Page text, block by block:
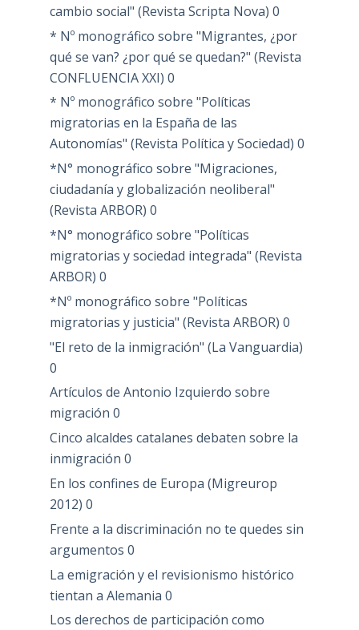
cambio social" (Revista Scripta Nova) 0
* Nº monográfico sobre "Migrantes, ¿por
qué se van? ¿por qué se quedan?" (Revista
CONFLUENCIA XXI) 0
* Nº monográfico sobre "Políticas
migratorias en la España de las
Autonomías" (Revista Política y Sociedad) 0
*N° monográfico sobre "Migraciones,
ciudadanía y globalización neoliberal"
(Revista ARBOR) 0
*N° monográfico sobre "Políticas
migratorias y sociedad integrada" (Revista
ARBOR) 0
*Nº monográfico sobre "Políticas
migratorias y justicia" (Revista ARBOR) 0
"El reto de la inmigración" (La Vanguardia)
0
Artículos de Antonio Izquierdo sobre
migración 0
Cinco alcaldes catalanes debaten sobre la
inmigración 0
En los confines de Europa (Migreurop
2012) 0
Frente a la discriminación no te quedes sin
argumentos 0
La emigración y el revisionismo histórico
tientan a Alemania 0
Los derechos de participación como